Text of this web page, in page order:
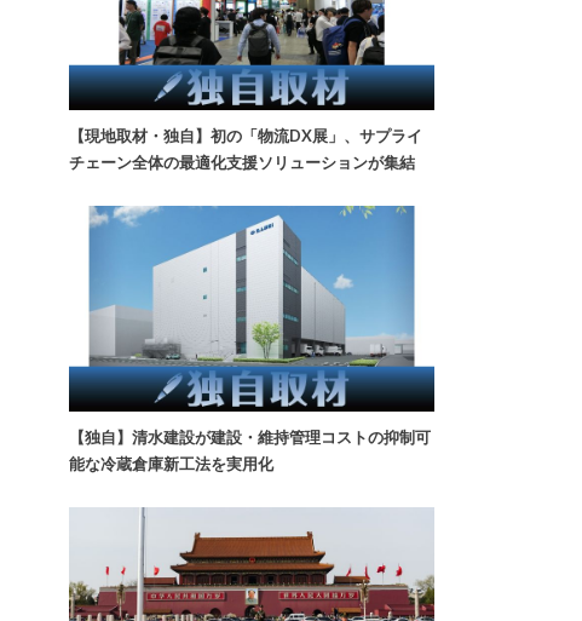
【現地取材・独自】初の「物流DX展」、サプライ
チェーン全体の最適化支援ソリューションが集結
【独自】清水建設が建設・維持管理コストの抑制可
能な冷蔵倉庫新工法を実用化